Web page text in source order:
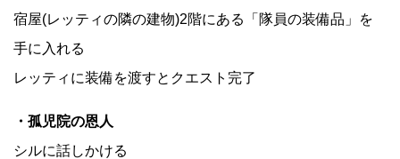
宿屋(レッティの隣の建物)2階にある「隊員の装備品」を
手に入れる
レッティに装備を渡すとクエスト完了
・孤児院の恩人
シルに話しかける